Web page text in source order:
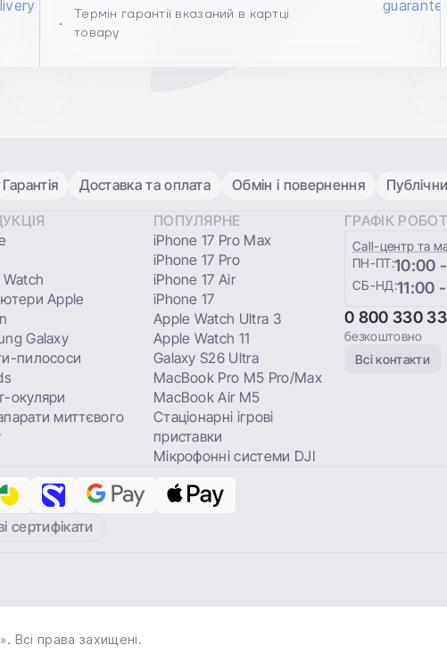
Термін гарантії вказаний в картці
товару
Гарантія Доставка та оплата Обмін і повернення
Apple
Galaxy
пилососи
окуляри
миттєвого
ПОПУЛЯРНЕ
iPhone 17 Pro Max
iPhone 17 Pro
iPhone 17 Air
iPhone 17
Apple Watch Ultra 3
Apple Watch 11
Galaxy S26 Ultra
MacBook Pro M5 Pro/Max
MacBook Air M5
Стаціонарні ігрові
приставки
Мікрофонні системи DJI
ГРАФІК
Сall-центр та
ПН-ПТ:10:00
СБ-НД:11:00
0 800 330
безкоштовно
Всі контакти
сертифікати
Всі права захищені.